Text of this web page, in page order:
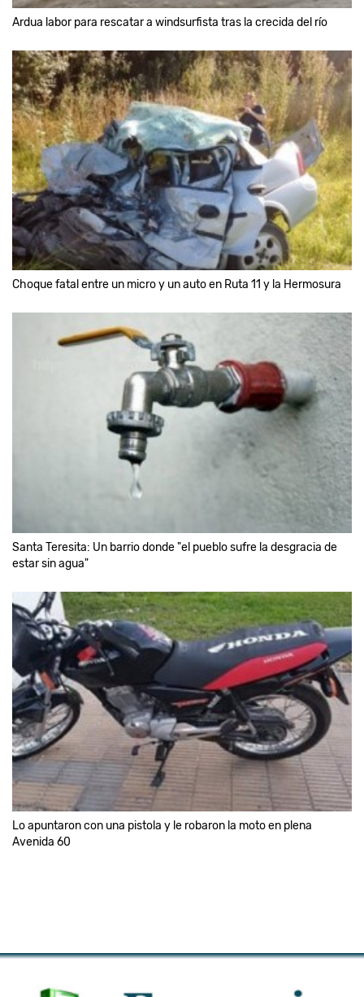
Ardua labor para rescatar a windsurfista tras la crecida del río
Choque fatal entre un micro y un auto en Ruta 11 y la Hermosura
Santa Teresita: Un barrio donde "el pueblo sufre la desgracia de
estar sin agua"
Lo apuntaron con una pistola y le robaron la moto en plena
Avenida 60